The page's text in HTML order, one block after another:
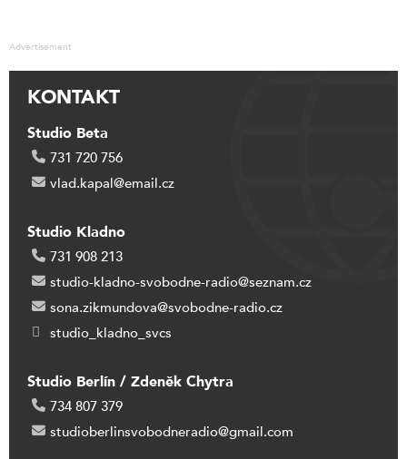
Advertisement
KONTAKT
Studio Beta
731 720 756
vlad.kapal@email.cz
Studio Kladno
731 908 213
studio-kladno-svobodne-radio@seznam.cz
sona.zikmundova@svobodne-radio.cz
studio_kladno_svcs
Studio Berlín / Zdeněk Chytra
734 807 379
studioberlinsvobodneradio@gmail.com